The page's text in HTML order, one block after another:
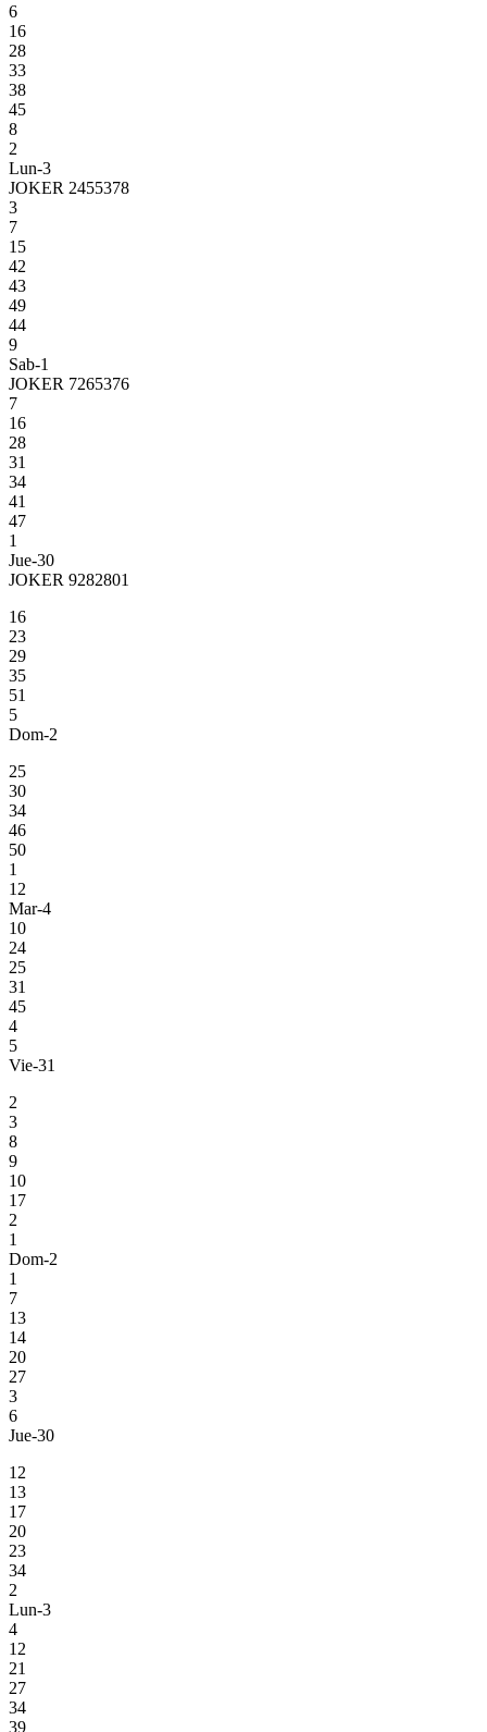
6
16
28
33
38
45
8
2
Lun-3
JOKER 2455378
3
7
15
42
43
49
44
9
Sab-1
JOKER 7265376
7
16
28
31
34
41
47
1
Jue-30
JOKER 9282801
16
23
29
35
51
5
Dom-2
25
30
34
46
50
1
12
Mar-4
10
24
25
31
45
4
5
Vie-31
2
3
8
9
10
17
2
1
Dom-2
1
7
13
14
20
27
3
6
Jue-30
12
13
17
20
23
34
2
Lun-3
4
12
21
27
34
39